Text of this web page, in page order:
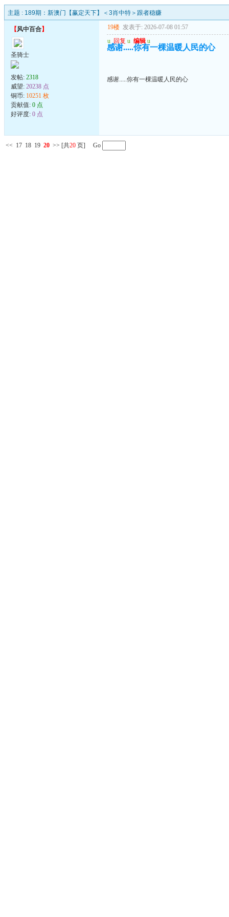
主题 : 189期：新澳门【赢定天下】＜3肖中特＞跟者稳赚
【风中百合】
圣骑士
发帖: 2318
威望: 20238 点
铜币: 10251 枚
贡献值: 0 点
好评度: 0 点
19楼 发表于: 2026-07-08 01:57
u 回复 u 编辑 u
感谢.....你有一棵温暖人民的心
感谢.....你有一棵温暖人民的心
<< 17 18 19 20 >> [共20 页] Go